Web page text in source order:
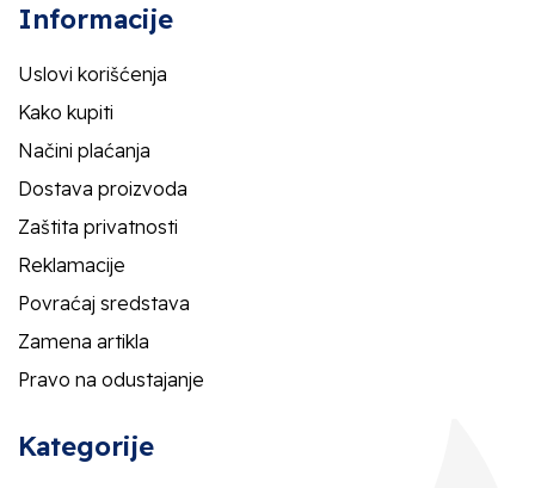
Informacije
Uslovi korišćenja
Kako kupiti
Načini plaćanja
Dostava proizvoda
Zaštita privatnosti
Reklamacije
Povraćaj sredstava
Zamena artikla
Pravo na odustajanje
Kategorije